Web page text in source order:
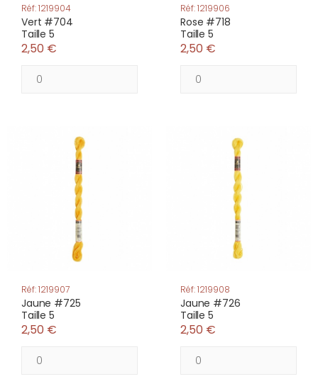
Réf: 1219904
Vert #704
Taille 5
2,50 €
Réf: 1219906
Rose #718
Taille 5
2,50 €
Réf: 1219907
Jaune #725
Taille 5
2,50 €
Réf: 1219908
Jaune #726
Taille 5
2,50 €